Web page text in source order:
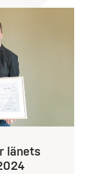
länets